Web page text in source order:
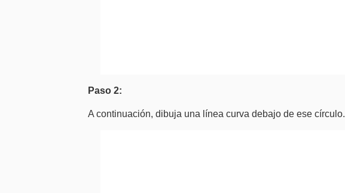
Paso 2:
A continuación, dibuja una línea curva debajo de ese círculo.